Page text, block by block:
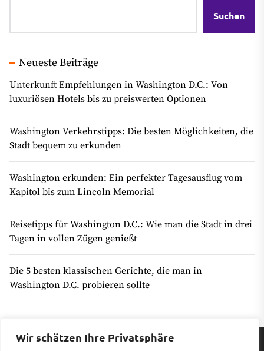
Wir schätzen Ihre Privatsphäre
Suchen
Neueste Beiträge
Unterkunft Empfehlungen in Washington D.C.: Von
luxuriösen Hotels bis zu preiswerten Optionen
Washington Verkehrstipps: Die besten Möglichkeiten, die
Stadt bequem zu erkunden
Washington erkunden: Ein perfekter Tagesausflug vom
Kapitol bis zum Lincoln Memorial
Reisetipps für Washington D.C.: Wie man die Stadt in drei
Tagen in vollen Zügen genießt
Die 5 besten klassischen Gerichte, die man in
Washington D.C. probieren sollte